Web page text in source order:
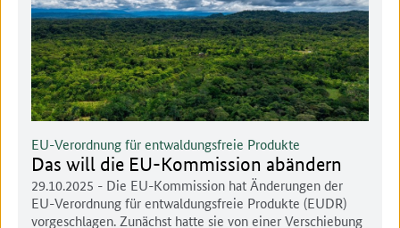
Das will die EU-Kommission abändern
EU-Verordnung für entwaldungsfreie Produkte
29.10.2025 - Die EU-Kommission hat Änderungen der
EU-Verordnung für entwaldungsfreie Produkte (EUDR)
vorgeschlagen. Zunächst hatte sie von einer Verschiebung